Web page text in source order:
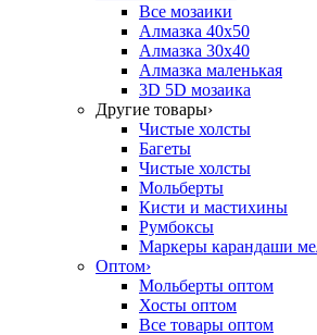
Все мозаики
Алмазка 40х50
Алмазка 30х40
Алмазка маленькая
3D 5D мозаика
Другие товары›
Чистые холсты
Багеты
Чистые холсты
Мольберты
Кисти и мастихины
Румбоксы
Маркеры карандаши
Оптом›
Мольберты оптом
Хосты оптом
Все товары оптом